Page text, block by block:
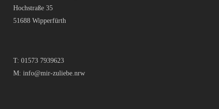
Hochstraße 35
51688 Wipperfürth
T: 01573 7939623
M: info@mir-zuliebe.nrw